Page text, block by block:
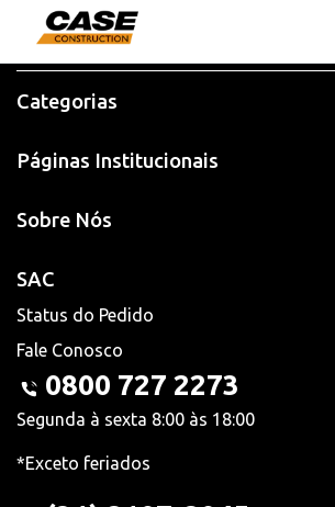
Categorias
Páginas Institucionais
Sobre Nós
SAC
Status do Pedido
Fale Conosco
0800 727 2273
Segunda à sexta 8:00 às 18:00
*Exceto feriados